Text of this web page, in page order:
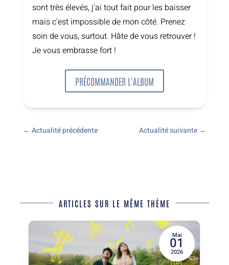
sont très élevés, j'ai tout fait pour les baisser
mais c'est impossible de mon côté. Prenez
soin de vous, surtout. Hâte de vous retrouver !
Je vous embrasse fort !
PRÉCOMMANDER L'ALBUM
← Actualité précédente Actualité suivante →
ARTICLES SUR LE MÊME THÈME
Mai
01
2026